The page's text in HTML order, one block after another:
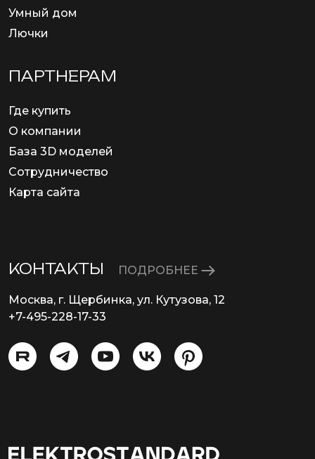
Умный дом
Лючки
ПАРТНЕРАМ
Где купить
О компании
База 3D моделей
Сотрудничество
Карта сайта
КОНТАКТЫ ПОДРОБНЕЕ
Москва, г. Щербинка, ул. Кутузова, 12
+7-495-228-17-33